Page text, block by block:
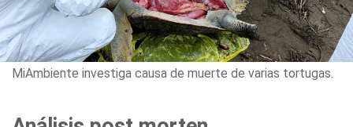
MiAmbiente investiga causa de muerte de varias tortugas.